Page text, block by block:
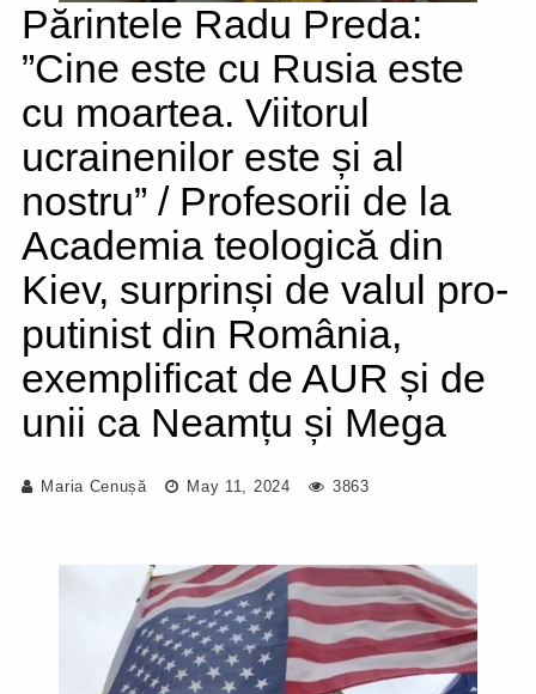
Părintele Radu Preda:
”Cine este cu Rusia este
cu moartea. Viitorul
ucrainenilor este și al
nostru” / Profesorii de la
Academia teologică din
Kiev, surprinși de valul pro-
putinist din România,
exemplificat de AUR și de
unii ca Neamțu și Mega
Maria Cenușă May 11, 2024 3863